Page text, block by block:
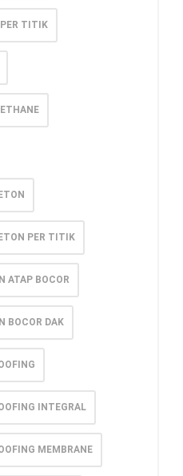
TITIK
PER TITIK
ATAP BOCOR
BOCOR DAK
INTEGRAL
MEMBRANE